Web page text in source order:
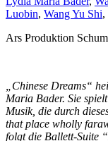
Luobin, Wang Yu Shi,
Ars Produktion
„Chinese Dreams“
Maria Bader. Sie
Musik, die durch
that place wholly
folgt die Ballett-Suite